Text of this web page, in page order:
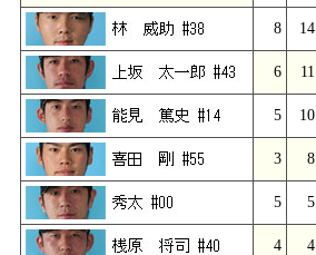
8 14
6 11
5 10
3 8
5 5
4 4